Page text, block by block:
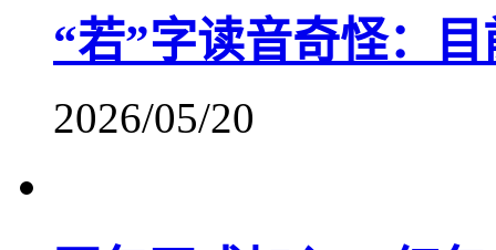
“若”字读音奇怪：
2026/05/20